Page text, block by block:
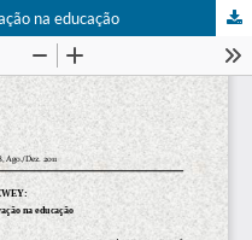
na educação